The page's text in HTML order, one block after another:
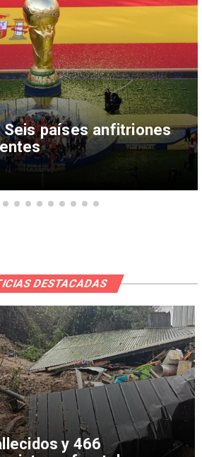
Seis países anfitriones
y 466
DESTACADAS